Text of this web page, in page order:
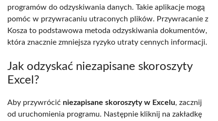
programów do odzyskiwania danych. Takie aplikacje mogą
pomóc w przywracaniu utraconych plików. Przywracanie z
Kosza to podstawowa metoda odzyskiwania dokumentów,
która znacznie zmniejsza ryzyko utraty cennych informacji.
Jak odzyskać niezapisane skoroszyty
Excel?
Aby przywrócić niezapisane skoroszyty w Excelu, zacznij
od uruchomienia programu. Następnie kliknij na zakładkę